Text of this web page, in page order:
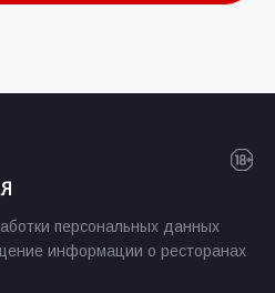
персональных данных
информации о ресторанах